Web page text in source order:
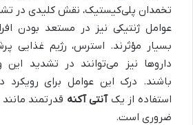
تخمدان پلی‌کیستیک، نقش کلیدی در
عوامل ژنتیکی نیز در مستعد بودن
بسیار مؤثرند. استرس، رژیم غذایی
داروها نیز می‌توانند در تشدید
باشند. درک این عوامل برای رویکرد
استفاده از یکآنتی آکنه قدرتمند
ضروری است.